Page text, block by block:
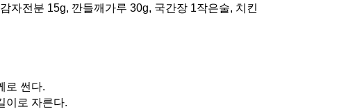
자전분 15g, 깐들깨가루 30g, 국간장 1작은술, 치킨
로 썬다.
이로 자른다.